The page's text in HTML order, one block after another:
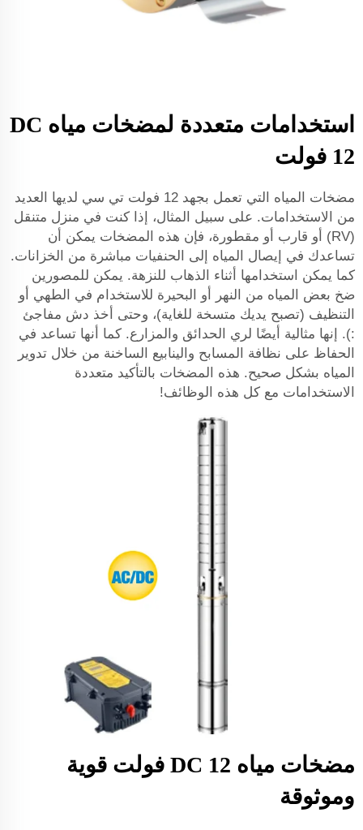
استخدامات متعددة لمضخات مياه DC
12 فولت
مضخات المياه التي تعمل بجهد 12 فولت تي سي لديها العديد
من الاستخدامات. على سبيل المثال، إذا كنت في منزل متنقل
(RV) أو قارب أو مقطورة، فإن هذه المضخات يمكن أن
تساعدك في إيصال المياه إلى الحنفيات مباشرة من الخزانات.
كما يمكن استخدامها أثناء الذهاب للنزهة. يمكن للمصورين
ضخ بعض المياه من النهر أو البحيرة للاستخدام في الطهي أو
التنظيف (تصبح يديك متسخة للغاية)، وحتى أخذ دش مفاجئ
:). إنها مثالية أيضًا لري الحدائق والمزارع. كما أنها تساعد في
الحفاظ على نظافة المسابح والينابيع الساخنة من خلال تدوير
المياه بشكل صحيح. هذه المضخات بالتأكيد متعددة
الاستخدامات مع كل هذه الوظائف!
مضخات مياه DC 12 فولت قوية
وموثوقة